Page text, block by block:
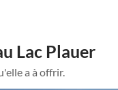
Lac Plauer
a à offrir.